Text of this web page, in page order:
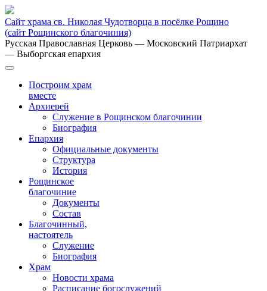
Сайт храма св. Николая Чудотворца в посёлке Рощино
(сайт Рощинского благочиния)
Русская Православная Церковь — Московский Патриархат
— Выборгская епархия
Построим храм
вместе
Архиерей
Служение в Рощинском благочинии
Биография
Епархия
Официальные документы
Структура
История
Рощинское
благочиние
Документы
Состав
Благочинный,
настоятель
Служение
Биография
Храм
Новости храма
Расписание богослужений